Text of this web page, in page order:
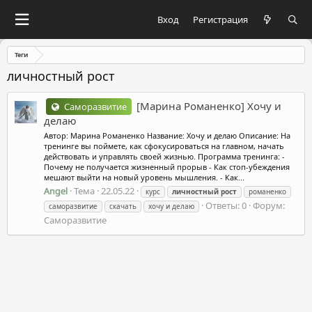
Вход Регистрация
Теги
личностный рост
Саморазвитие
[Марина Романенко] Хочу и
делаю
Автор: Марина Романенко Название: Хочу и делаю Описание: На
тренинге вы поймете, как сфокусироваться на главном, начать
действовать и управлять своей жизнью. Программа тренинга: -
Почему не получается жизненный прорыв - Как стоп-убеждения
мешают выйти на новый уровень мышления. - Как...
Angel Тема 22.05.22 курс личностный рост
романенко
саморазвитие
скачать хочу и делаю Ответы: 0 Форум:
Саморазвитие